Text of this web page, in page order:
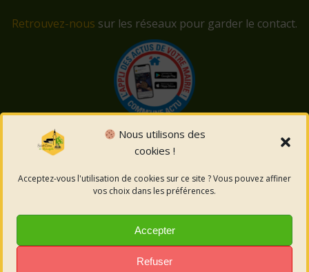
Nous utilisons des
cookies !
Acceptez-vous l'utilisation de cookies sur ce site ? Vous pouvez affiner
vos choix dans les préférences.
Accepter
Refuser
Retrouvez-nous sur les réseaux pour garder le contact.
© 2026 Saint-Côme-et-Maruéjols. Un service proposé
Mentions légales
Politique des cookies